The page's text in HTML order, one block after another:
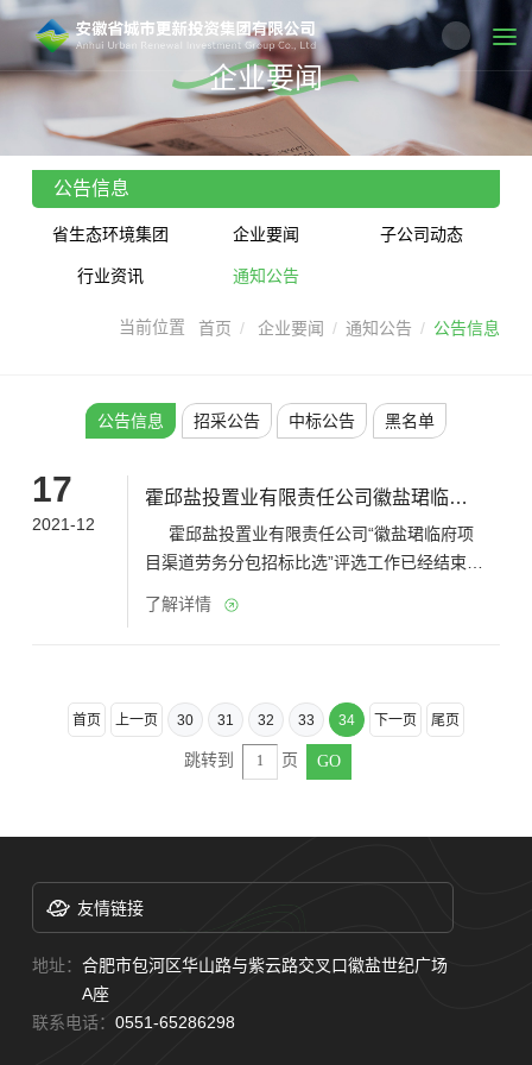
企业要闻
公告信息
省生态环境集团 企业要闻 子公司动态
行业资讯 通知公告
首页 企业要闻 通知公告 公告信息
公告信息 招采公告 中标公告 黑名单
17
2021-12
霍邱盐投置业有限责任公司徽盐珺临府
项目渠道劳务分包招标比选中标公示
霍邱盐投置业有限责任公司“徽盐珺临府项
目渠道劳务分包招标比选”评选工作已经结束，
如有异议，请于三日内（2021年12月16日至
位：安徽再...
了解详情
首页 上一页 30 31 32 33 34 下一页 尾页
跳转到 页
友情链接
地址： 合肥市包河区华山路与紫云路交叉口徽盐世纪广场
A座
联系电话： 0551-65286298